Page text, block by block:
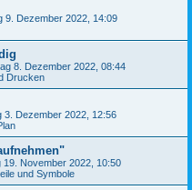
9. Dezember 2022, 14:09
8. Dezember 2022, 08:44
Drucken
3. Dezember 2022, 12:56
19. November 2022, 10:50
und Symbole